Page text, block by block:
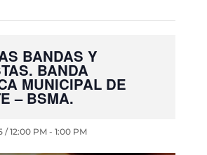
BANDAS Y
BANDA
MUNICIPAL DE
– BSMA.
/ 12:00 PM- 1:00 PM